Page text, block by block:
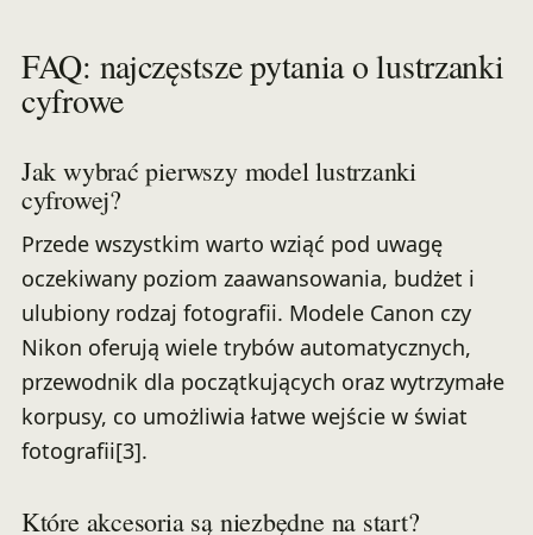
FAQ: najczęstsze pytania o lustrzanki
cyfrowe
Jak wybrać pierwszy model lustrzanki
cyfrowej?
Przede wszystkim warto wziąć pod uwagę
oczekiwany poziom zaawansowania, budżet i
ulubiony rodzaj fotografii. Modele Canon czy
Nikon oferują wiele trybów automatycznych,
przewodnik dla początkujących oraz wytrzymałe
korpusy, co umożliwia łatwe wejście w świat
fotografii[3].
Które akcesoria są niezbędne na start?